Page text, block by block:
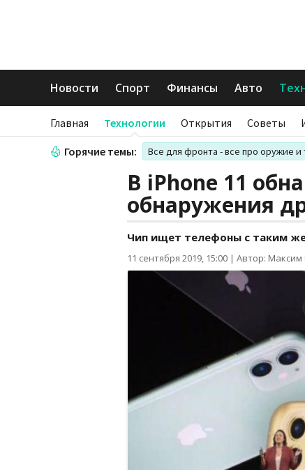
Новости Спорт Финансы Авто
Главная Технологии Открытия Советы
Горячие темы: Все для фронта - все про оружие и
В iPhone 11
обнаружения
Чип ищет телефоны с таким
11 сентября 2019, 15:00 | Автор: Максим